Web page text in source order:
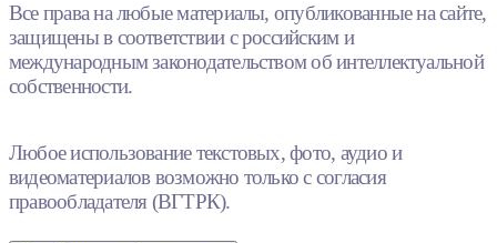
Все права на любые материалы, опубликованные на сайте,
защищены в соответствии с российским и
международным законодательством об интеллектуальной
собственности.
Любое использование текстовых, фото, аудио и
видеоматериалов возможно только с согласия
правообладателя (ВГТРК).